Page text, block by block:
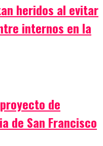
heridos al evitar
internos en la
de
de San Francisco